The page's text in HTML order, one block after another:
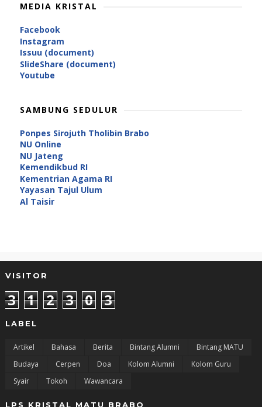
MEDIA KRISTAL
Facebook
Instagram
Issuu (document)
SlideShare (document)
Youtube
SAMBUNG SEDULUR
Ponpes Sirojuth Tholibin Brabo
NU Online
NU Jateng
Kemendikbud RI
Kementrian Agama RI
Yayasan Tajul Ulum
Al Taisir
VISITOR
3 1 2 3 0 3
LABEL
Artikel Bahasa Berita Bintang Alumni
Bintang MATU
Budaya
Cerpen Doa Kolom Alumni
Kolom Guru
Syair
Tokoh Wawancara
LPS KRISTAL MATU BRABO